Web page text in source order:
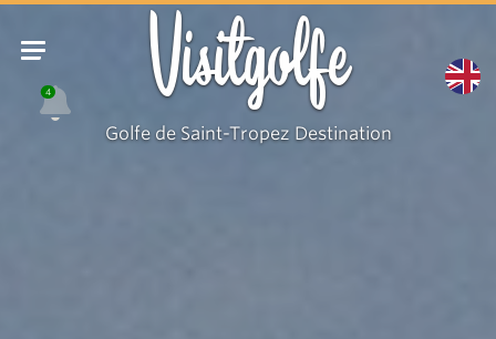
4 Visitgolfe
Golfe de Saint-Tropez Destination
l'Escalet